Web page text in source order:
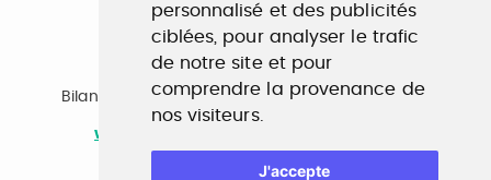
personnalisé et des publicités
ciblées, pour analyser le trafic
de notre site et pour
comprendre la provenance de
nos visiteurs.
J'accepte
www.profilculture-formation.com
Accompagnement professionnel
Bilan de compétences, coaching, techniques de
recherche d'emploi, entretien conseil.
www.profilculture-competences.com